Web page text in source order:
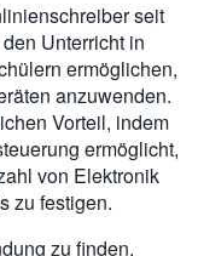
seit
Unterricht in
ermöglichen,
anzuwenden.
Vorteil, indem
ermöglicht,
von Elektronik
zu festigen.
zu finden,